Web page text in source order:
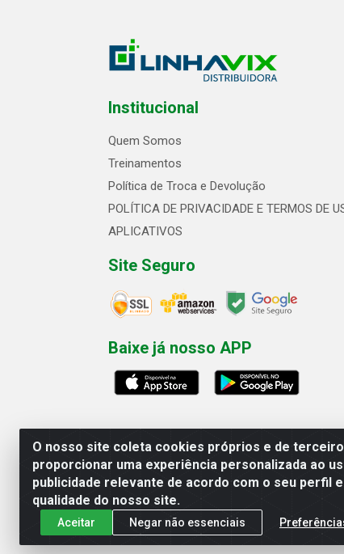
O nosso site coleta cookies próprios e de
proporcionar uma experiência personalizada ao
publicidade relevante de acordo com o seu perfil
qualidade do nosso site.
Aceitar Negar não essenciais
Institucional
Quem Somos
Treinamentos
Política de Troca e Devolução
POLÍTICA DE PRIVACIDADE E TERMOS DE
APLICATIVOS
Site Seguro
Baixe já nosso APP
Linhavix Distribuidora LTDA -